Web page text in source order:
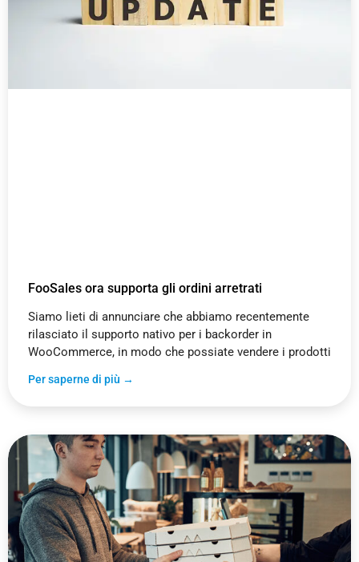
FooSales ora supporta gli ordini arretrati
Siamo lieti di annunciare che abbiamo recentemente
rilasciato il supporto nativo per i backorder in
WooCommerce, in modo che possiate vendere i prodotti
Per saperne di più →